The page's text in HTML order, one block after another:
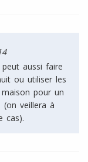
aussi faire
ou utiliser les
pour un
(on veillera à
cas).